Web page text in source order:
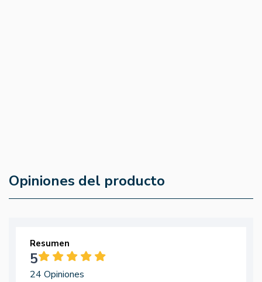
Opiniones del producto
Resumen
5
24 Opiniones